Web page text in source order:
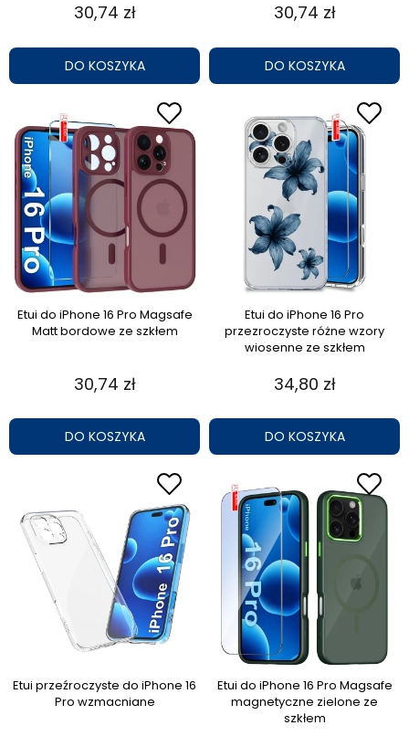
30,74 zł
DO KOSZYKA
30,74 zł
DO KOSZYKA
Etui do iPhone 16 Pro Magsafe
Matt bordowe ze szkłem
30,74 zł
DO KOSZYKA
Etui do iPhone 16 Pro
przezroczyste różne wzory
wiosenne ze szkłem
34,80 zł
DO KOSZYKA
Etui przeźroczyste do iPhone 16
Pro wzmacniane
Etui do iPhone 16 Pro Magsafe
magnetyczne zielone ze
szkłem